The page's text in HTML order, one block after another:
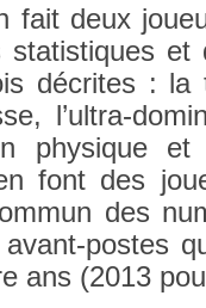
fait deux
statis­tiques
décrites : la
l’ultra-
physique
font des
des
postes
ans (2013